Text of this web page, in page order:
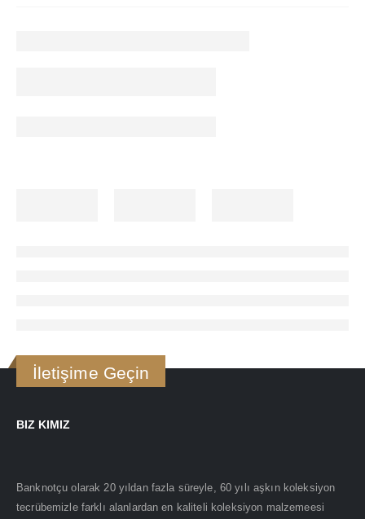
İletişime Geçin
BIZ KIMIZ
Banknotçu olarak 20 yıldan fazla süreyle, 60 yılı aşkın koleksiyon
tecrübemizle farklı alanlardan en kaliteli koleksiyon malzemeesi